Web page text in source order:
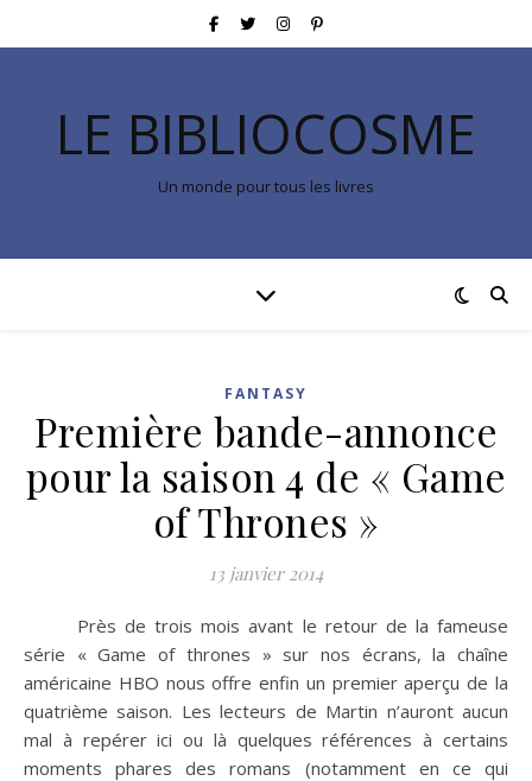
LE BIBLIOCOSME
Un monde pour tous les livres
FANTASY
Première bande-annonce
pour la saison 4 de « Game
of Thrones »
13 janvier 2014
Près de trois mois avant le retour de la fameuse
série « Game of thrones » sur nos écrans, la chaîne
américaine HBO nous offre enfin un premier aperçu de la
quatrième saison. Les lecteurs de Martin n’auront aucun
mal à repérer ici ou là quelques références à certains
moments phares des romans (notamment en ce qui